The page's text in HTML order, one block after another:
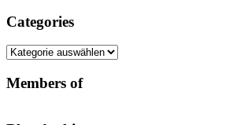
Categories
Categories
Members of